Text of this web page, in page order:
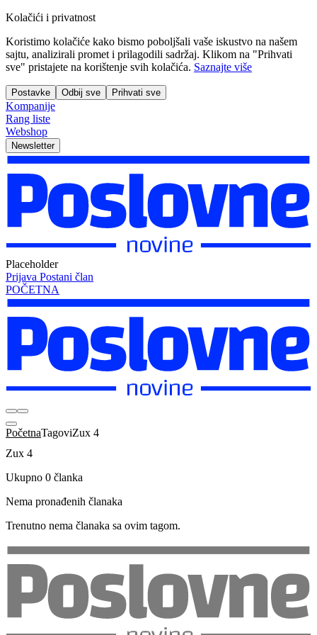
Kolačići i privatnost
Koristimo kolačiće kako bismo poboljšali vaše iskustvo na našem
sajtu, analizirali promet i prilagodili sadržaj. Klikom na "Prihvati
sve" pristajete na korištenje svih kolačića. Saznajte više
Postavke Odbij sve Prihvati sve
Kompanije
Rang liste
Webshop
Newsletter
Placeholder
Prijava Postani član
POČETNA
PočetnaTagoviZux 4
Zux 4
Ukupno 0 članka
Nema pronađenih članaka
Trenutno nema članaka sa ovim tagom.